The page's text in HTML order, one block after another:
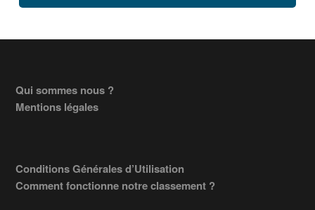
Footer
Qui sommes nous ?
Mentions légales
Conditions Générales d’Utilisation
Comment fonctionne notre classement ?